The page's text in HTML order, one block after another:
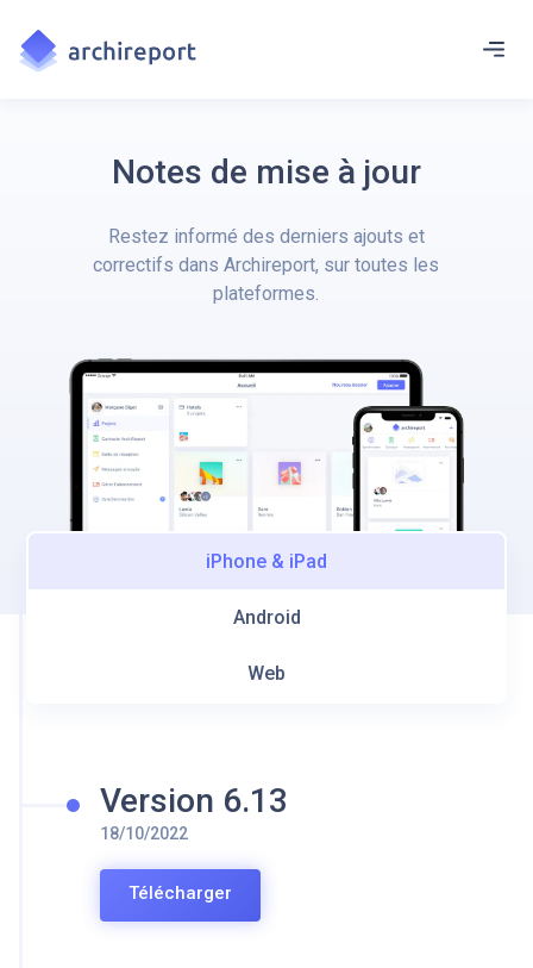
Notes de mise à jour
Restez informé des derniers ajouts et
correctifs dans Archireport, sur toutes les
plateformes.
iPhone & iPad
Android
Web
Version 6.13
18/10/2022
Télécharger